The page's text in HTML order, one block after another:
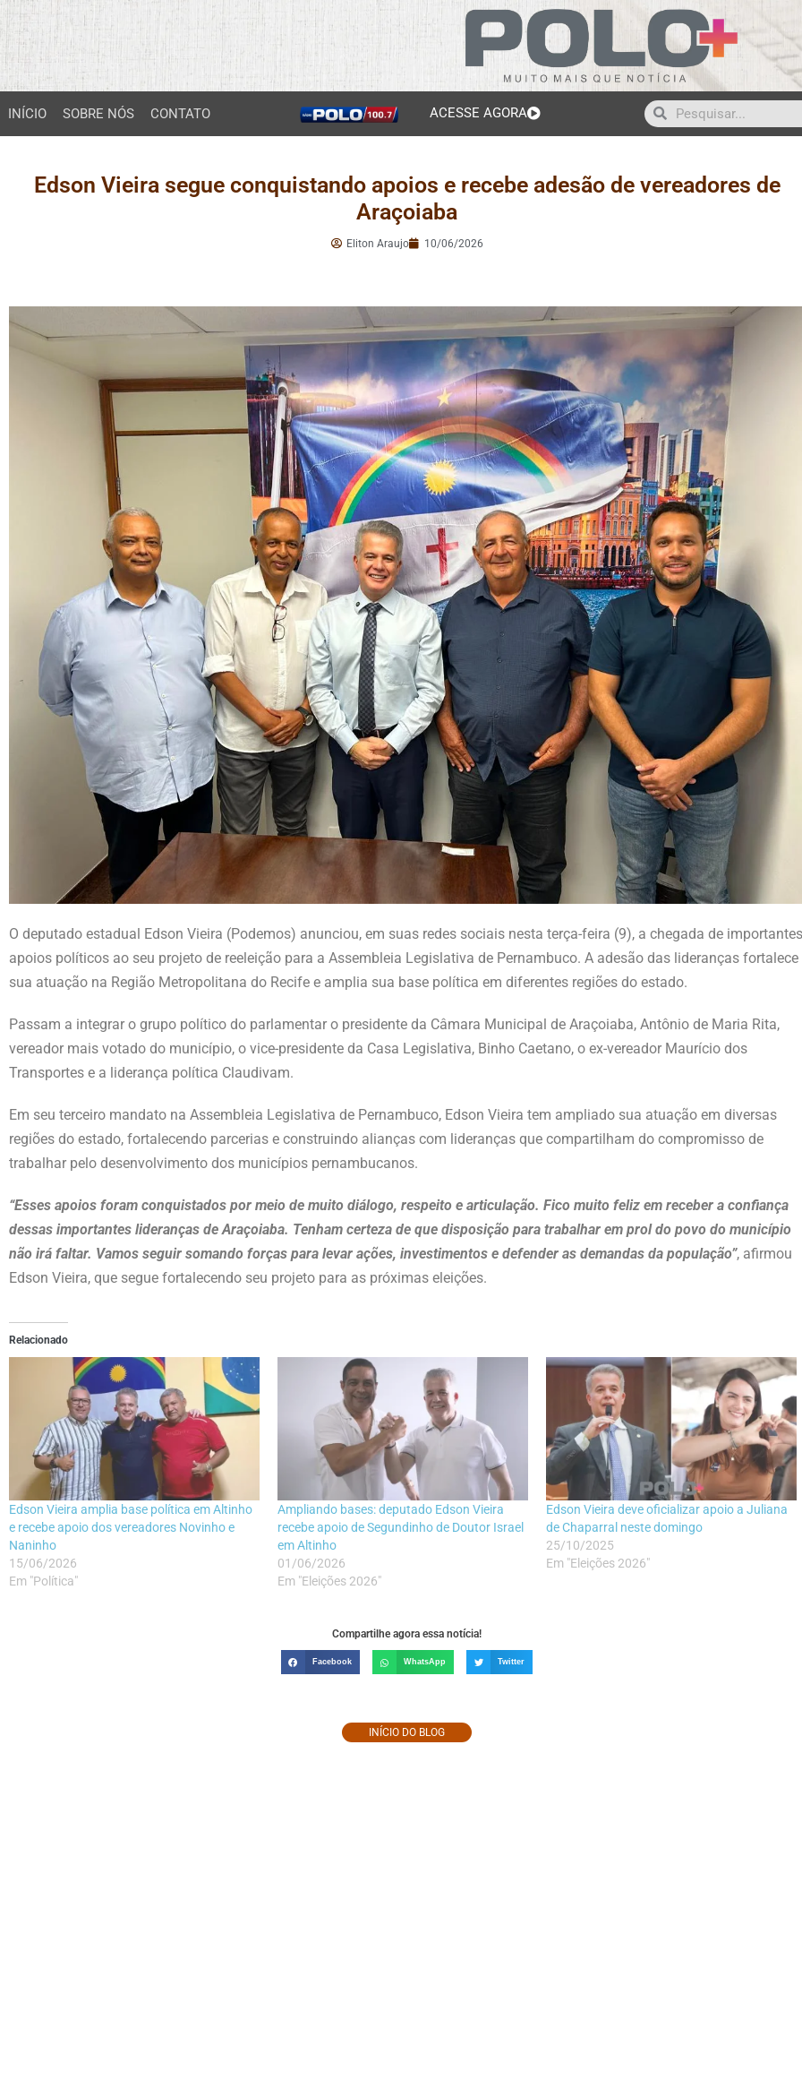
INÍCIO SOBRE NÓS CONTATO ACESSE AGORA
Edson Vieira segue conquistando apoios e recebe adesão de vereadores de
Araçoiaba
Eliton Araujo 10/06/2026
O deputado estadual Edson Vieira (Podemos) anunciou, em suas redes sociais nesta terça-feira (9), a chegada de importantes
apoios políticos ao seu projeto de reeleição para a Assembleia Legislativa de Pernambuco. A adesão das lideranças fortalece
sua atuação na Região Metropolitana do Recife e amplia sua base política em diferentes regiões do estado.
Passam a integrar o grupo político do parlamentar o presidente da Câmara Municipal de Araçoiaba, Antônio de Maria Rita,
vereador mais votado do município, o vice-presidente da Casa Legislativa, Binho Caetano, o ex-vereador Maurício dos
Transportes e a liderança política Claudivam.
Em seu terceiro mandato na Assembleia Legislativa de Pernambuco, Edson Vieira tem ampliado sua atuação em diversas
regiões do estado, fortalecendo parcerias e construindo alianças com lideranças que compartilham do compromisso de
trabalhar pelo desenvolvimento dos municípios pernambucanos.
“Esses apoios foram conquistados por meio de muito diálogo, respeito e articulação. Fico muito feliz em receber a confiança
dessas importantes lideranças de Araçoiaba. Tenham certeza de que disposição para trabalhar em prol do povo do município
não irá faltar. Vamos seguir somando forças para levar ações, investimentos e defender as demandas da população”, afirmou
Edson Vieira, que segue fortalecendo seu projeto para as próximas eleições.
Relacionado
Edson Vieira amplia base política em Altinho
e recebe apoio dos vereadores Novinho e
Naninho
15/06/2026
Em "Política"
Ampliando bases: deputado Edson Vieira
recebe apoio de Segundinho de Doutor Israel
em Altinho
01/06/2026
Em "Eleições 2026"
Edson Vieira deve oficializar apoio a Juliana
de Chaparral neste domingo
25/10/2025
Em "Eleições 2026"
Compartilhe agora essa notícia!
Facebook WhatsApp Twitter
INÍCIO DO BLOG